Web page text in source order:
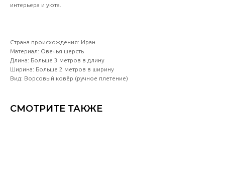
интерьера и уюта.
Страна происхождения: Иран
Материал: Овечья шерсть
Длина: Больше 3 метров в длину
Ширина: Больше 2 метров в ширину
Вид: Ворсовый ковёр (ручное плетение)
СМОТРИТЕ ТАКЖЕ